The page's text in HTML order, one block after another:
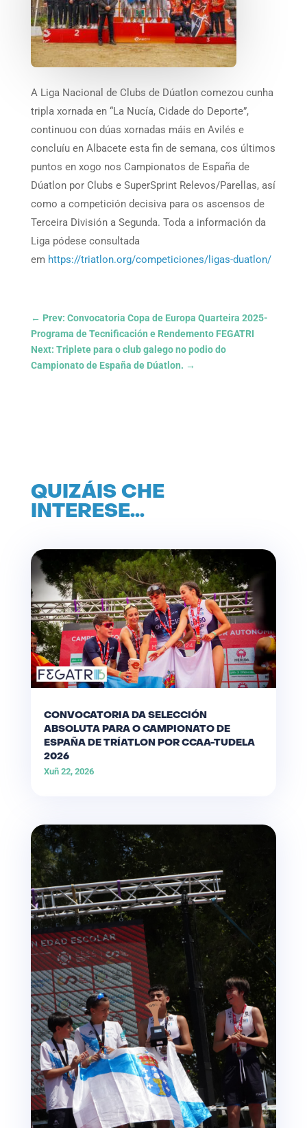
A Liga Nacional de Clubs de Dúatlon comezou cunha
tripla xornada en “La Nucía, Cidade do Deporte”,
continuou con dúas xornadas máis en Avilés e
concluíu en Albacete esta fin de semana, cos últimos
puntos en xogo nos Campionatos de España de
Dúatlon por Clubs e SuperSprint Relevos/Parellas, así
como a competición decisiva para os ascensos de
Terceira División a Segunda. Toda a información da
Liga pódese consultada
em https://triatlon.org/competiciones/ligas-duatlon/
← Prev: Convocatoria Copa de Europa Quarteira 2025-
Programa de Tecnificación e Rendemento FEGATRI
Next: Triplete para o club galego no podio do
Campionato de España de Dúatlon. →
QUIZÁIS CHE
INTERESE…
CONVOCATORIA DA SELECCIÓN
ABSOLUTA PARA O CAMPIONATO DE
ESPAÑA DE TRÍATLON POR CCAA-TUDELA
2026
Xuñ 22, 2026